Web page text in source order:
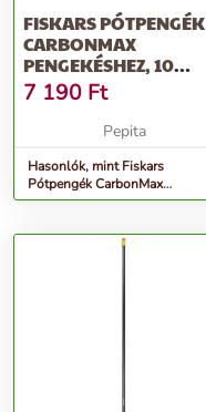
FISKARS PÓTPENGÉK
CARBONMAX
PENGEKÉSHEZ, 10
DARABOS
7 190 Ft
Pepita
Hasonlók, mint Fiskars
Pótpengék CarbonMax
pengekéshez, 10 darabos